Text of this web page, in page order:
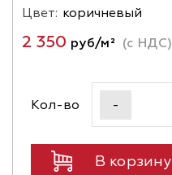
Цвет: коричневый
2 350 руб/м² (с НДС)
Кол-во -
В корзину